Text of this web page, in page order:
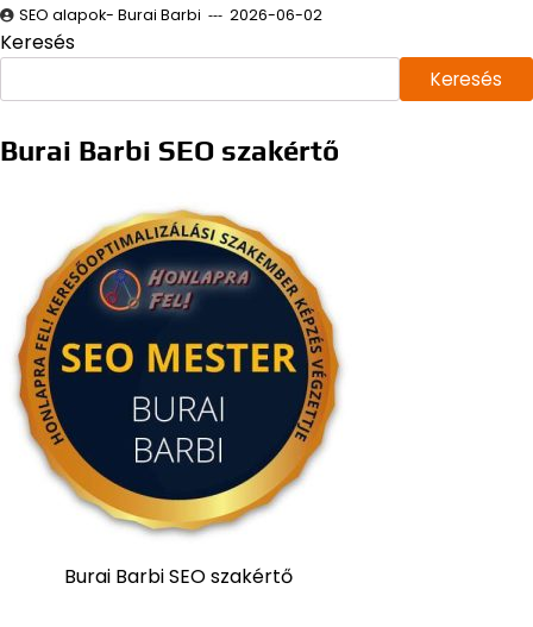
SEO alapok- Burai Barbi 2026-06-02
Keresés
Keresés
Burai Barbi SEO szakértő
Burai Barbi SEO szakértő